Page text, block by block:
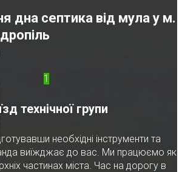
дна септика від мула у м.
1
технічної групи
необхідні інструменти та
виїжджає до вас. Ми працюємо як
частинах міста. Час на дорогу в